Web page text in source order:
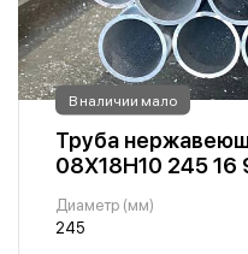
В наличии мало
Труба
08Х18Н10 245 16
Диаметр (мм)
245